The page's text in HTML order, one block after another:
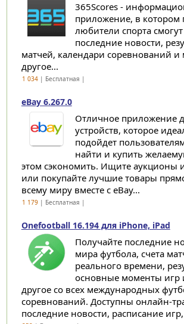
365Scores -
приложение, в котором
любители спорта смогут
последние новости,
матчей, календари соревнований и
другое...
1 034| Бесплатная |
eBay 6.267.0
Отличное приложение
устройств, которое
подойдет
найти и купить
этом сэкономить. Ищите аукционы
или покупайте лучшие товары
всему миру вместе с eBay...
1 179| Бесплатная |
Onefootball 16.194 для iPhone, iPad
Получайте последние
мира футбола, счета
реального времени,
основные моменты игр
другое со всех международных
соревнований. Доступны онлайн-
последние новости, расписание